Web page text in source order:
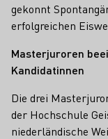
gekonnt
erfolgreichen
Masterjuroren
Kandidatinnen
Die drei
der Hochschule
niederländische